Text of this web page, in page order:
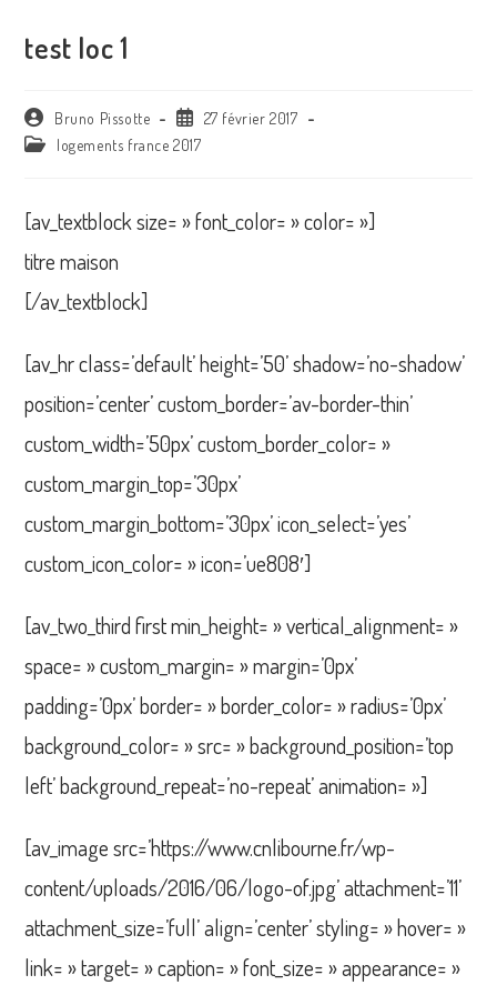
test loc 1
Auteur/autrice
de
Bruno Pissotte
Publication
publiée :
27 février 2017
Post
logements france 2017
[av_textblock size= » font_color= » color= »]
titre maison
[/av_textblock]
[av_hr class=’default’ height=’50’ shadow=’no-shadow’
position=’center’ custom_border=’av-border-thin’
custom_width=’50px’ custom_border_color= »
custom_margin_top=’30px’
custom_margin_bottom=’30px’ icon_select=’yes’
custom_icon_color= » icon=’ue808′]
[av_two_third first min_height= » vertical_alignment= »
space= » custom_margin= » margin=’0px’
padding=’0px’ border= » border_color= » radius=’0px’
background_color= » src= » background_position=’top
left’ background_repeat=’no-repeat’ animation= »]
[av_image src=’https://www.cnlibourne.fr/wp-
content/uploads/2016/06/logo-of.jpg’ attachment=’11’
attachment_size=’full’ align=’center’ styling= » hover= »
link= » target= » caption= » font_size= » appearance= »